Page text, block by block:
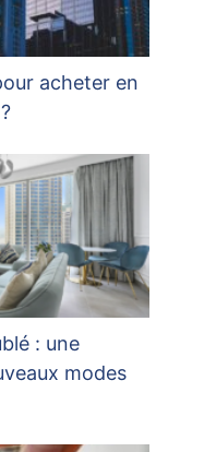
acheter en
: une
modes